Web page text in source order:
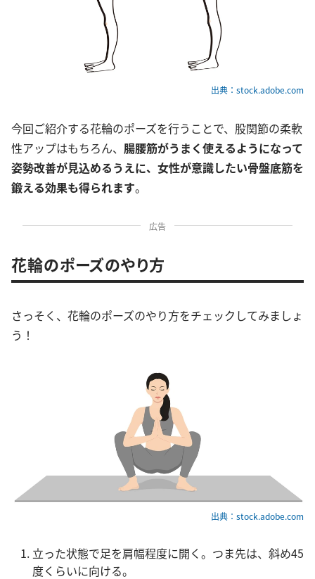
出典：stock.adobe.com
今回ご紹介する花輪のポーズを行うことで、股関節の柔軟
性アップはもちろん、 腸腰筋がうまく使えるようになって
姿勢改善が見込めるうえに、女性が意識したい骨盤底筋を
鍛える効果も得られます。
広告
花輪のポーズのやり方
さっそく、花輪のポーズのやり方をチェックしてみましょ
う！
出典：stock.adobe.com
立った状態で足を肩幅程度に開く。つま先は、斜め45
度くらいに向ける。